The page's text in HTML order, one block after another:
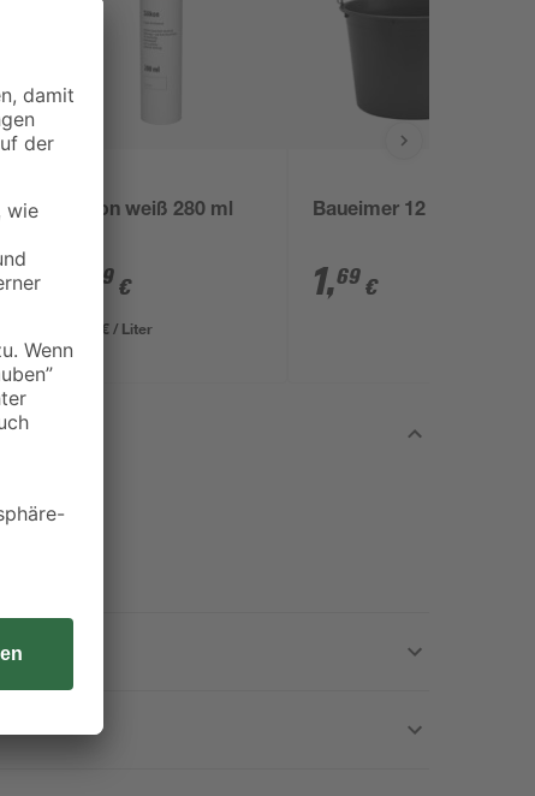
Silikon weiß 280 ml
49 €
12,46 € / Liter
Baueimer 12 l
1,69 €